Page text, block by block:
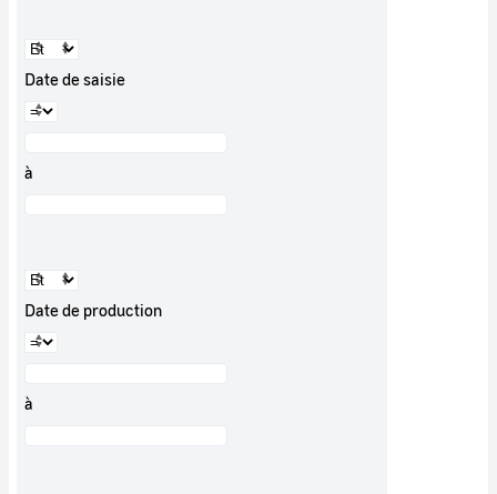
Date de saisie
à
Date de production
à